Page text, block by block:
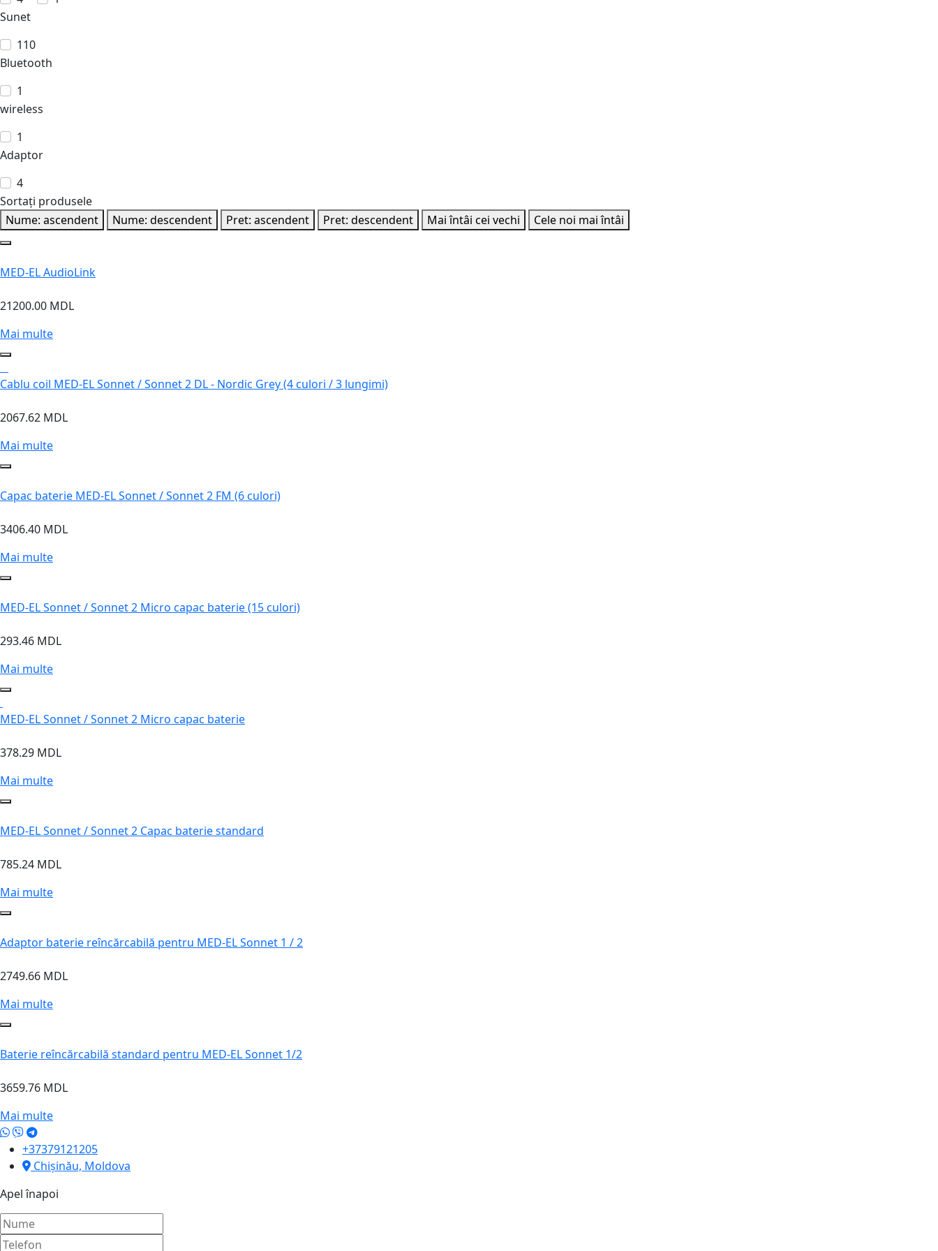
Sunet
110
Bluetooth
1
wireless
1
Adaptor
4
Sortați produsele
Nume: ascendent
Nume: descendent Pret: ascendent Pret: descendent Mai întâi cei vechi Cele noi mai întâi
MED-EL AudioLink
21200.00 MDL
Mai multe
Cablu coil MED-EL Sonnet / Sonnet 2 DL - Nordic Grey (4 culori / 3 lungimi)
2067.62 MDL
Mai multe
Capac baterie MED-EL Sonnet / Sonnet 2 FM (6 culori)
3406.40 MDL
Mai multe
MED-EL Sonnet / Sonnet 2 Micro capac baterie (15 culori)
293.46 MDL
Mai multe
MED-EL Sonnet / Sonnet 2 Micro capac baterie
378.29 MDL
Mai multe
MED-EL Sonnet / Sonnet 2 Capac baterie standard
785.24 MDL
Mai multe
Adaptor baterie reîncărcabilă pentru MED-EL Sonnet 1 / 2
2749.66 MDL
Mai multe
Baterie reîncărcabilă standard pentru MED-EL Sonnet 1/2
3659.76 MDL
Mai multe
+37379121205
Chișinău, Moldova
Apel înapoi